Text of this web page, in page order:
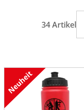
34 Artikel